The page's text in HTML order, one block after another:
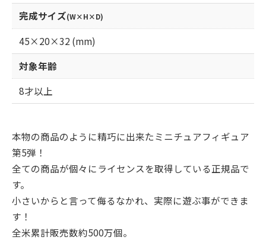
完成サイズ(W×H×D)
45×20×32 (mm)
対象年齢
8才以上
本物の商品のように精巧に出来たミニチュアフィギュア
第5弾！
全ての商品が個々にライセンスを取得している正規品で
す。
小さいからと言って侮るなかれ、実際に遊ぶ事ができま
す！
全米累計販売数約500万個。